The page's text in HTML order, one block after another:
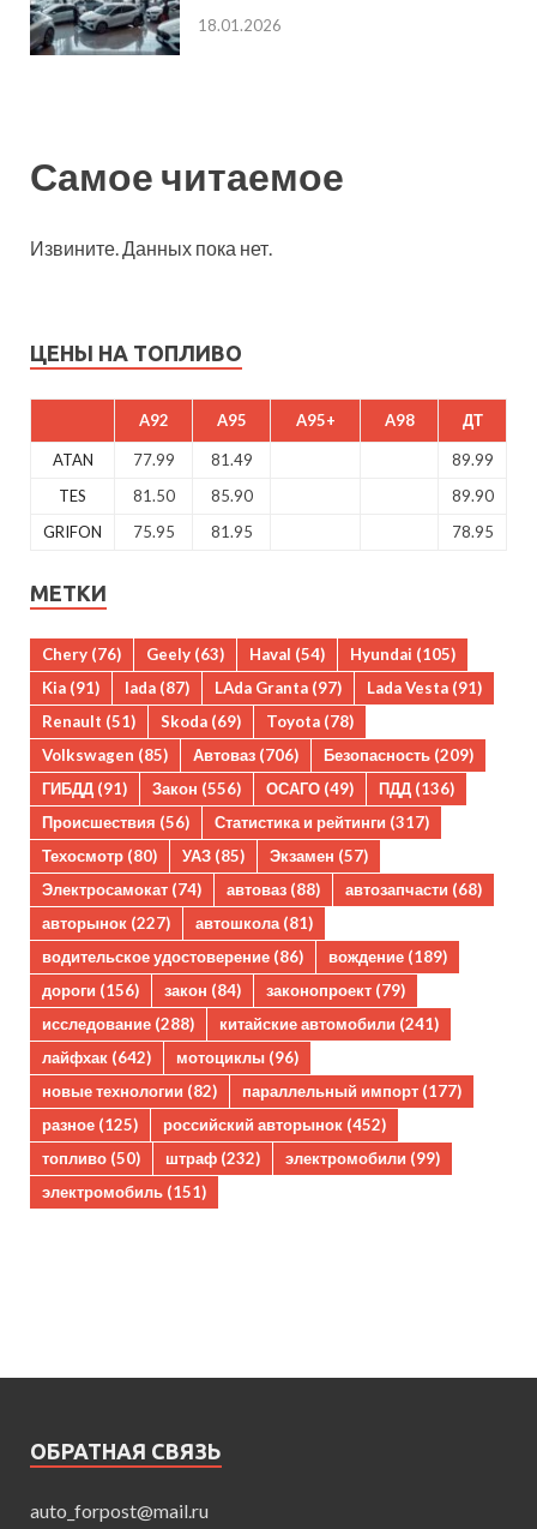
18.01.2026
Самое читаемое
Извините. Данных пока нет.
ЦЕНЫ НА ТОПЛИВО
A92 A95 A95+ A98 ДТ
ATAN 77.99 81.49
89.99
TES
81.50 85.90
89.90
GRIFON
75.95 81.95 78.95
МЕТКИ
Chery (76) Geely (63) Haval (54) Hyundai (105)
Kia (91) lada (87) LAda Granta (97) Lada Vesta (91)
Renault (51) Skoda (69) Toyota (78)
Volkswagen (85) Автоваз (706) Безопасность (209)
ГИБДД (91) Закон (556) ОСАГО (49) ПДД (136)
Происшествия (56) Статистика и рейтинги (317)
Техосмотр (80) УАЗ (85) Экзамен (57)
Электросамокат (74) автоваз (88) автозапчасти (68)
авторынок (227) автошкола(81)
водительское удостоверение (86) вождение (189)
дороги (156) закон (84) законопроект (79)
исследование (288) китайские автомобили (241)
лайфхак (642) мотоциклы (96)
новые технологии (82) параллельный импорт (177)
разное (125) российский авторынок (452)
топливо (50) штраф (232) электромобили (99)
электромобиль (151)
ОБРАТНАЯ СВЯЗЬ
auto_forpost@mail.ru